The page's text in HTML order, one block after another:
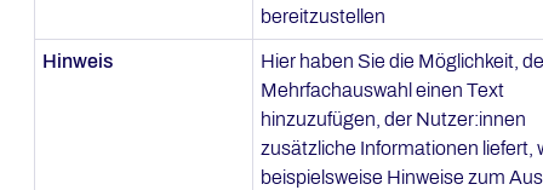
bereitzustellen
Hinweis
Hier haben Sie die Möglichkeit,
Mehrfachauswahl einen Text
hinzuzufügen, der Nutzer:innen
zusätzliche Informationen liefert,
beispielsweise Hinweise zum